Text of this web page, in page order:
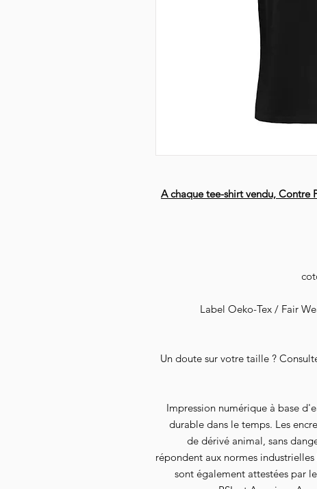
A chaque tee-shirt vendu, Contre
Label Oeko-Tex / Fair
Un doute sur votre taille ?
Impression numérique à base
durable dans le temps. Les
de dérivé animal, sans
répondent aux normes
sont également attestées par